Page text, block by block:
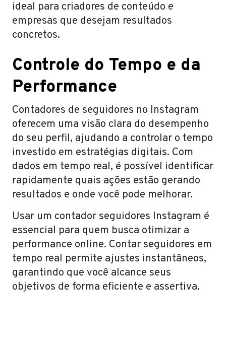
ideal para criadores de conteúdo e
empresas que desejam resultados
concretos.
Controle do Tempo e da
Performance
Contadores de seguidores no Instagram
oferecem uma visão clara do desempenho
do seu perfil, ajudando a controlar o tempo
investido em estratégias digitais. Com
dados em tempo real, é possível identificar
rapidamente quais ações estão gerando
resultados e onde você pode melhorar.
Usar um contador seguidores Instagram é
essencial para quem busca otimizar a
performance online. Contar seguidores em
tempo real permite ajustes instantâneos,
garantindo que você alcance seus
objetivos de forma eficiente e assertiva.